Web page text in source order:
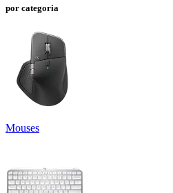
por categoria
Mouses